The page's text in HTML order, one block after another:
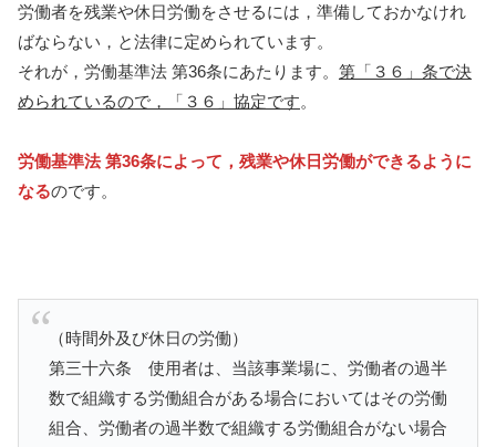
労働者を残業や休日労働をさせるには，準備しておかなけれ
ばならない，と法律に定められています。
それが，労働基準法 第36条にあたります。 第「３６」条で決
められているので，「３６」協定です。
労働基準法 第36条によって，残業や休日労働ができるように
なるのです。
（時間外及び休日の労働）
第三十六条 使用者は、当該事業場に、労働者の過半
数で組織する労働組合がある場合においてはその労働
組合、労働者の過半数で組織する労働組合がない場合